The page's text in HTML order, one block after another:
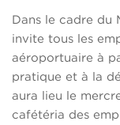
Dans le cadre du
invite tous les
aéroportuaire à
pratique et à la
aura lieu le
cafétéria des